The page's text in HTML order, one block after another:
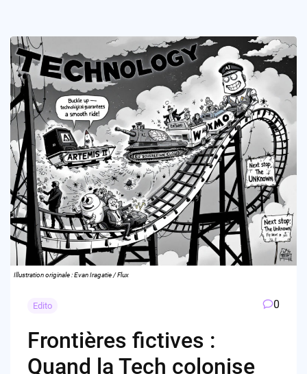
Illustration originale : Evan Iragatie / Flux
Edito 0
Frontières fictives :
Quand la Tech colonise